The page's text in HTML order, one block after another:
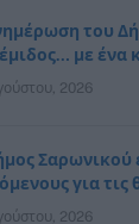
του
με ένα
2026
Σαρωνικού
για τις
2026